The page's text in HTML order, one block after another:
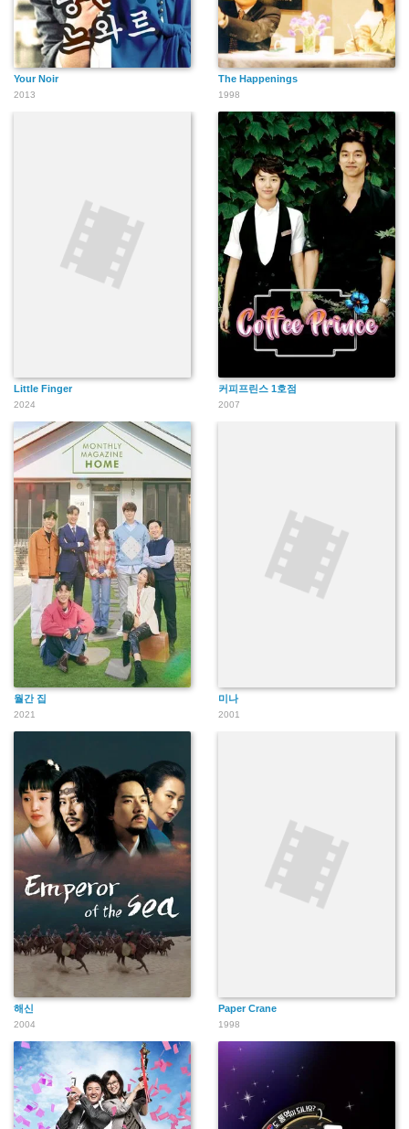
Your Noir
2013
The Happenings
1998
Little Finger
2024
커피프린스 1호점
2007
월간 집
2021
미나
2001
해신
2004
Paper Crane
1998